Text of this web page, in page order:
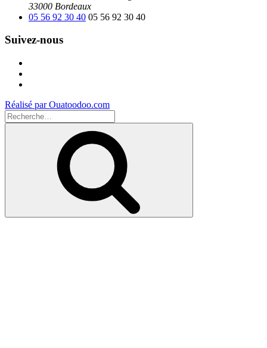
33000 Bordeaux
05 56 92 30 40 05 56 92 30 40
Suivez-nous
Réalisé par Ouatoodoo.com
Recherche
pour